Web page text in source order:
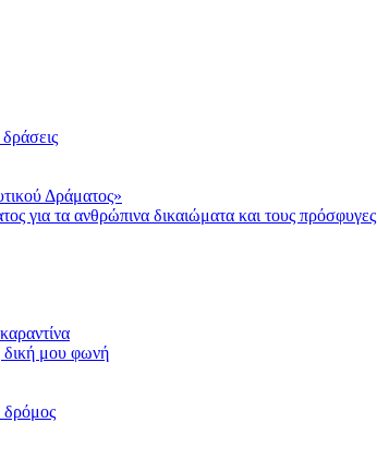
Δράματος»
για τα ανθρώπινα δικαιώματα και τους πρόσφυγες
δική μου φωνή
δρόμος